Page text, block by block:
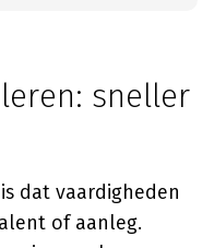
sneller
dat vaardigheden
of aanleg.